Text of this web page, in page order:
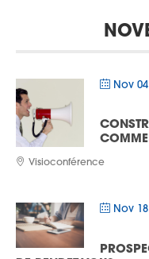
Nov
Visioconférence
Nov